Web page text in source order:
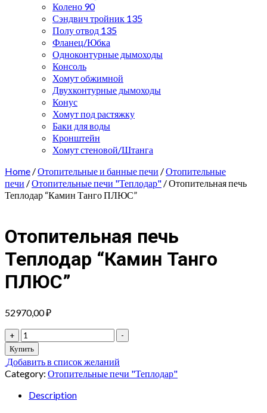
Колено 90
Сэндвич тройник 135
Полу отвод 135
Фланец/Юбка
Одноконтурные дымоходы
Консоль
Хомут обжимной
Двухконтурные дымоходы
Конус
Хомут под растяжку
Баки для воды
Кронштейн
Хомут стеновой/Штанга
Home /Отопительные и банные печи /Отопительные
печи /Отопительные печи "Теплодар" / Отопительная печь
Теплодар “Камин Танго ПЛЮС”
Отопительная печь
Теплодар “Камин Танго
ПЛЮС”
52970,00₽
+
Отопительная
печь
Теплодар
"Камин
Танго
ПЛЮС"
-
Купить
Добавить в список желаний
Category: Отопительные печи "Теплодар"
Description